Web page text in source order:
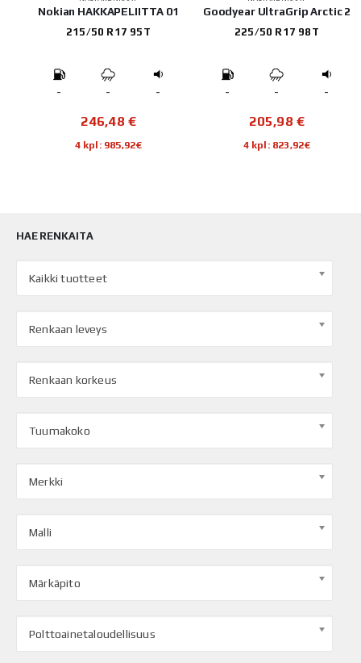
Nokian HAKKAPELIITTA 01
215/50 R17 95T
- - -
246,48€
4 kpl: 985,92€
Goodyear UltraGrip Arctic 2
225/50 R17 98T
- - -
205,98€
4 kpl: 823,92€
HAE RENKAITA
Kaikki tuotteet
Renkaan leveys
Renkaan korkeus
Tuumakoko
Merkki
Malli
Märkäpito
Polttoainetaloudellisuus